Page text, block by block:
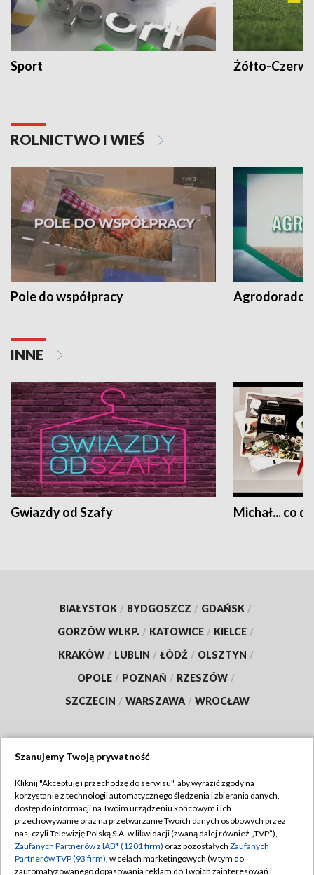
Sport Żółto-
ROLNICTWO I WIEŚ
Pole do współpracy Agrodoradcy
INNE
Gwiazdy od Szafy Michał... co
BIAŁYSTOK / BYDGOSZCZ / GDAŃSK /
GORZÓW WLKP. / KATOWICE / KIELCE /
KRAKÓW / LUBLIN / ŁÓDŹ / OLSZTYN /
OPOLE / POZNAŃ / RZESZÓW /
SZCZECIN / WARSZAWA / WROCŁAW
TVP
Abonament TVP
Emisja w TVP
Centrum informacji TVP
Regulamin TVP
Polityka prywatności
Moje zgody
Szanujemy Twoją prywatność
Kliknij "Akceptuję i przechodzę do serwisu", aby wyrazić zgody na
korzystanie z technologii automatycznego śledzenia i zbierania danych,
dostęp do informacji na Twoim urządzeniu końcowym i ich
przechowywanie oraz na przetwarzanie Twoich danych osobowych przez
nas, czyli Telewizję Polską S.A. w likwidacji (zwaną dalej również „TVP”),
Zaufanych Partnerów z IAB* (1201 firm) oraz pozostałych Zaufanych
Partnerów TVP (93 firm), w celach marketingowych (w tym do
zautomatyzowanego dopasowania reklam do Twoich zainteresowań i